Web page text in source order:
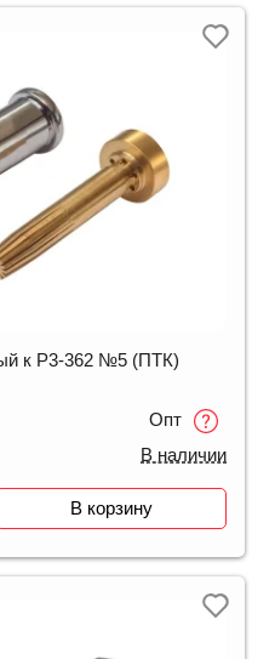
к Р3-362 №5 (ПТК)
Опт
В наличии
В корзину